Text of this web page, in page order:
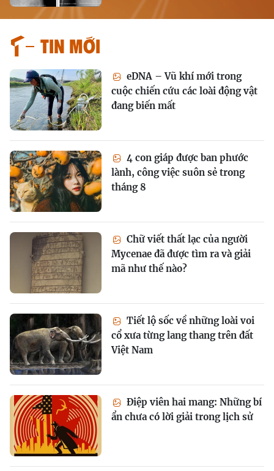
Tin mới
eDNA – Vũ khí mới trong
cuộc chiến cứu các loài động vật
đang biến mất
4 con giáp được ban phước
lành, công việc suôn sẻ trong
tháng 8
Chữ viết thất lạc của người
Mycenae đã được tìm ra và giải
mã như thế nào?
Tiết lộ sốc về những loài voi
cổ xưa từng lang thang trên đất
Việt Nam
Điệp viên hai mang: Những bí
ẩn chưa có lời giải trong lịch sử